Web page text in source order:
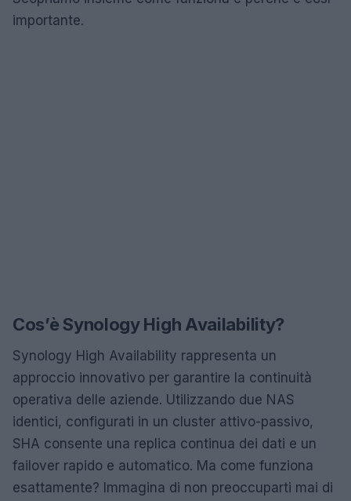
importante.
Cos’è Synology High Availability?
Synology High Availability rappresenta un
approccio innovativo per garantire la continuità
operativa delle aziende. Utilizzando due NAS
identici, configurati in un cluster attivo-passivo,
SHA consente una replica continua dei dati e un
failover rapido e automatico. Ma come funziona
esattamente? Immagina di non preoccuparti mai di